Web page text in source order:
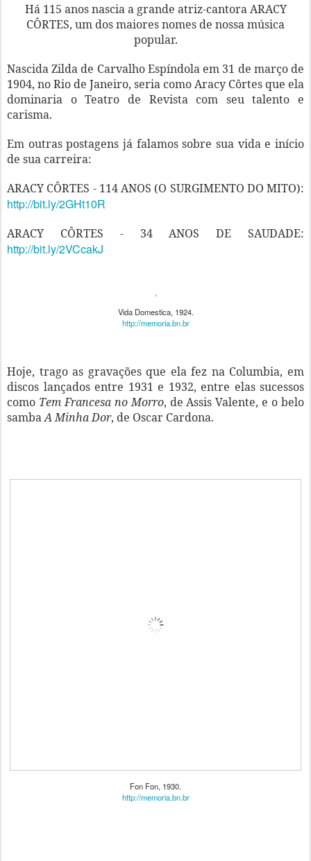
Há 115 anos nascia a grande atriz-cantora ARACY
CÔRTES, um dos maiores nomes de nossa música
popular.
Nascida Zilda de Carvalho Espíndola em 31 de março de
1904, no Rio de Janeiro, seria como Aracy Côrtes que ela
dominaria o Teatro de Revista com seu talento e
carisma.
Em outras postagens já falamos sobre sua vida e início
de sua carreira:
ARACY CÔRTES - 114 ANOS (O SURGIMENTO DO MITO):
http://bit.ly/2GHt10R
ARACY CÔRTES - 34 ANOS DE SAUDADE:
http://bit.ly/2VCcakJ
Vida Domestica, 1924.
http://memoria.bn.br
Hoje, trago as gravações que ela fez na Columbia, em
discos lançados entre 1931 e 1932, entre elas sucessos
como Tem Francesa no Morro, de Assis Valente, e o belo
sambaA Minha Dor, de Oscar Cardona.
Fon Fon, 1930.
http://memoria.bn.br